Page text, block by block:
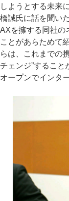
しようとする未来
橋誠氏に話を聞い
AXを擁する同社の
ことがあらためて
らは、これまでの
チェンジ”すること
オープンでインタ